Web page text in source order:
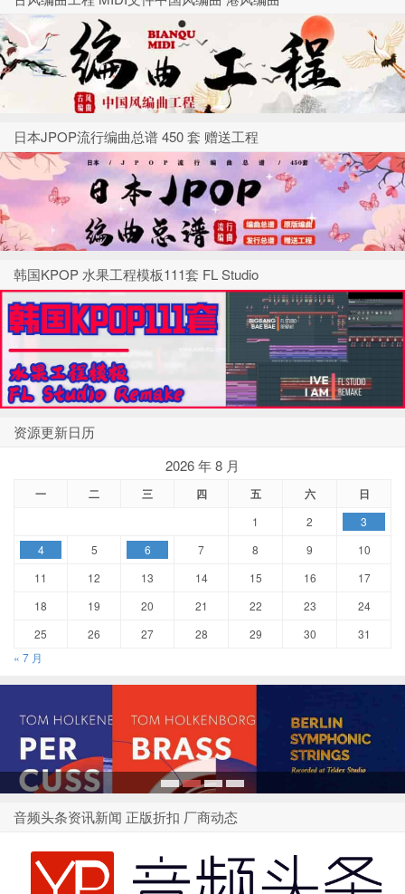
日本JPOP流行编曲总谱 450 套 赠送工程
韩国KPOP 水果工程模板111套 FL Studio
资源更新日历
2026 年 8 月
一 二 三 四 五 六 日
1 2
3
4
5 6 7 8 9
10
11
12 13 14 15 16
17
18
19 20 21 22 23
24
25
26 27 28 29 30
31
« 7 月
音频头条资讯新闻 正版折扣 厂商动态